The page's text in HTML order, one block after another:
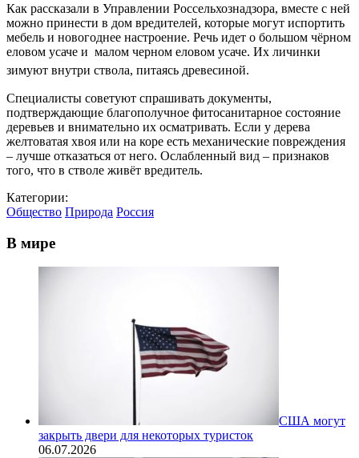
Как рассказали в Управлении Россельхознадзора, вместе с ней
можно принести в дом вредителей, которые могут испортить
мебель и новогоднее настроение. Речь идет о большом чёрном
еловом усаче и малом черном еловом усаче. Их личинки
зимуют внутри ствола, питаясь древесиной.ᅠ
Специалисты советуют спрашивать документы,
подтверждающие благополучное фитосанитарное состояние
деревьев и внимательно их осматривать. Если у дерева
желтоватая хвоя или на коре есть механические повреждения
– лучше отказаться от него. Ослабленный вид – признаков
того, что в стволе живёт вредитель.
Категории:
Общество Природа Россия
В мире
США могут
закрыть двери для некоторых туристок
06.07.2026